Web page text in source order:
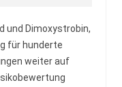
und Dimoxystrobin,
für hunderte
weiter auf